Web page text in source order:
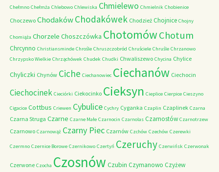
Chełmno Chełmża Chlebowo Chlewiska Chmielewo Chmielnik Chobienice
Choczewo ChodakówChodakówek Chodzież Chojnice Chojny
Chomiąża Chorzele Choszczówka ChotomówChotum
Chrcynno Christiansminde Chrośle Chruszczobród Chruściele Chruśle Chrzanowo
Chrzypsko Wielkie Chrząchówek Chudek Chudki Chwaliszewo Chycina Chylice
Chyliczki Chynów Ciche Ciechanowiec Ciechanów Ciechocin
Ciechocinek Cieciórki Ciekocinko Cieksyn Cieplice Cierpice Cieszyno
Cigacice Cottbus Criewen Cybulice Cychry Cyganka Czaplin Czaplinek Czarna
Czarna Struga Czarne Czarne Małe Czarnocin Czarnolas Czarnostów Czarnotrzew
Czarnowo Czarnowąż Czarny Piec Czarnów Czchów Czechów Czerewki
Czermno Czernice Borowe Czernikowo Czertyń Czeruchy Czerwińsk Czerwonak
Czerwone Czocha Czosnów Czubin Czymanowo Czyżew